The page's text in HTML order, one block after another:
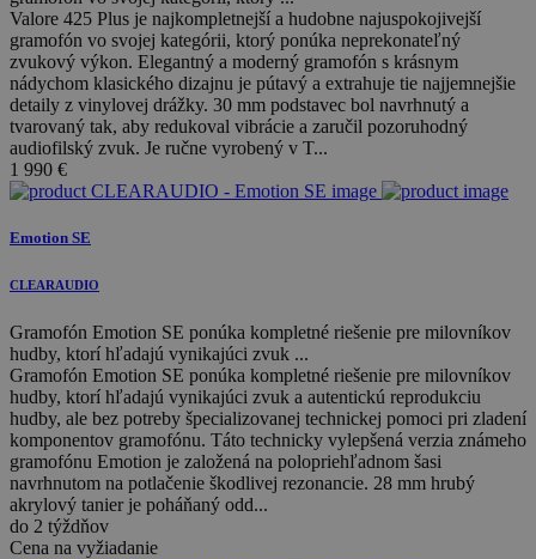
Valore 425 Plus je najkompletnejší a hudobne najuspokojivejší
gramofón vo svojej kategórii, ktorý ponúka neprekonateľný
zvukový výkon. Elegantný a moderný gramofón s krásnym
nádychom klasického dizajnu je pútavý a extrahuje tie najjemnejšie
detaily z vinylovej drážky. 30 mm podstavec bol navrhnutý a
tvarovaný tak, aby redukoval vibrácie a zaručil pozoruhodný
audiofilský zvuk. Je ručne vyrobený v T...
1 990 €
Emotion SE
CLEARAUDIO
Gramofón Emotion SE ponúka kompletné riešenie pre milovníkov
hudby, ktorí hľadajú vynikajúci zvuk ...
Gramofón Emotion SE ponúka kompletné riešenie pre milovníkov
hudby, ktorí hľadajú vynikajúci zvuk a autentickú reprodukciu
hudby, ale bez potreby špecializovanej technickej pomoci pri zladení
komponentov gramofónu. Táto technicky vylepšená verzia známeho
gramofónu Emotion je založená na polopriehľadnom šasi
navrhnutom na potlačenie škodlivej rezonancie. 28 mm hrubý
akrylový tanier je poháňaný odd...
do 2 týždňov
Cena na vyžiadanie